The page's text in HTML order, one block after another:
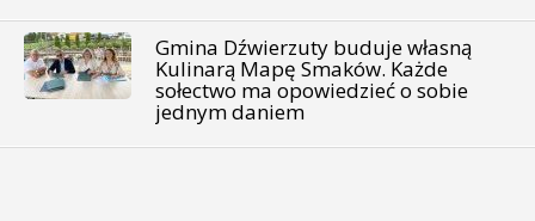
Gmina Dźwierzuty buduje własną
Kulinarą Mapę Smaków. Każde
sołectwo ma opowiedzieć o sobie
jednym daniem